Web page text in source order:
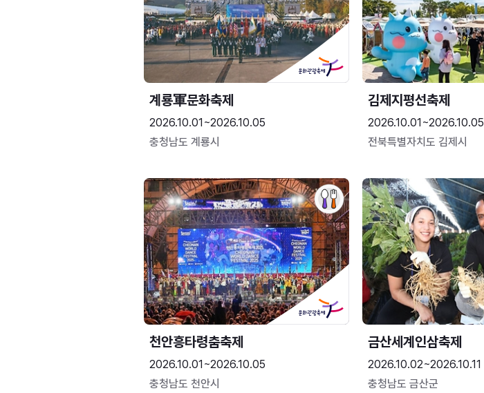
2026.10.01~2026.10.05
충청남도 계룡시
김제지평선축제
2026.10.01~2026.10.05
전북특별자치도 김제시
천안흥타령춤축제
2026.10.01~2026.10.05
충청남도 천안시
금산세계인삼축제
2026.10.02~2026.10.11
충청남도 금산군